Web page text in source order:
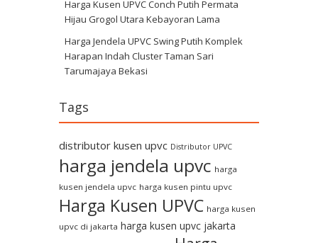
Harga Kusen UPVC Conch Putih Permata
Hijau Grogol Utara Kebayoran Lama
Harga Jendela UPVC Swing Putih Komplek
Harapan Indah Cluster Taman Sari
Tarumajaya Bekasi
Tags
distributor kusen upvc Distributor UPVC
harga jendela upvc harga
kusen jendela upvc harga kusen pintu upvc
Harga Kusen UPVC harga kusen
upvc di jakarta harga kusen upvc jakarta